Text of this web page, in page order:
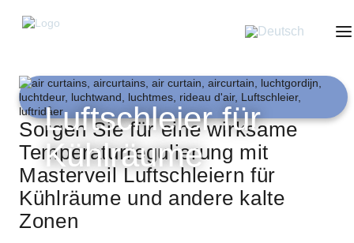
Suche
Search
for:
When autocomplete results are available use up and down arrows
to review and enter to go to the desired page. Touch device users,
explore by touch or with swipe gestures.
Luftschleier-Kategorien
Luftschleier für
Kühlräume
Sorgen Sie für eine wirksame
Temperaturregulierung mit
Masterveil Luftschleiern für
Kühlräume und andere kalte
Zonen